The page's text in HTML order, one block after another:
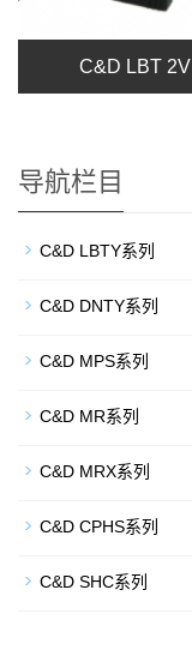
C&D LBT 2V
导航栏目
C&D LBTY系列
C&D DNTY系列
C&D MPS系列
C&D MR系列
C&D MRX系列
C&D CPHS系列
C&D SHC系列